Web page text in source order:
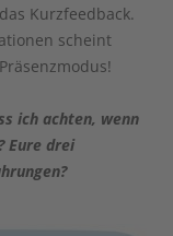
Kurzfeedback.
scheint
ich achten, wenn
Eure drei